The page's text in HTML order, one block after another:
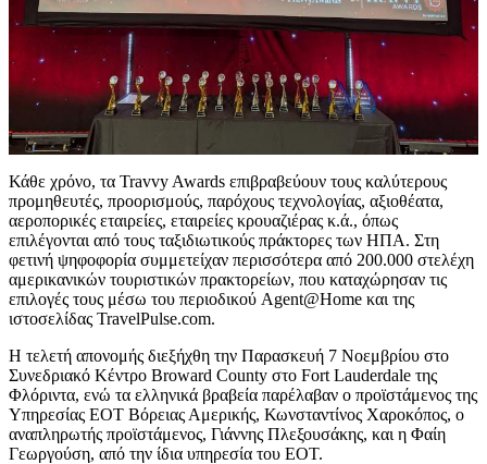
Κάθε χρόνο, τα Travvy Awards επιβραβεύουν τους καλύτερους
προμηθευτές, προορισμούς, παρόχους τεχνολογίας, αξιοθέατα,
αεροπορικές εταιρείες, εταιρείες κρουαζιέρας κ.ά., όπως
επιλέγονται από τους ταξιδιωτικούς πράκτορες των ΗΠΑ. Στη
φετινή ψηφοφορία συμμετείχαν περισσότερα από 200.000 στελέχη
αμερικανικών τουριστικών πρακτορείων, που καταχώρησαν τις
επιλογές τους μέσω του περιοδικού Agent@Home και της
ιστοσελίδας TravelPulse.com.
Η τελετή απονομής διεξήχθη την Παρασκευή 7 Νοεμβρίου στο
Συνεδριακό Κέντρο Broward County στο Fort Lauderdale της
Φλόριντα, ενώ τα ελληνικά βραβεία παρέλαβαν ο προϊστάμενος της
Υπηρεσίας ΕΟΤ Βόρειας Αμερικής, Κωνσταντίνος Χαροκόπος, ο
αναπληρωτής προϊστάμενος, Γιάννης Πλεξουσάκης, και η Φαίη
Γεωργούση, από την ίδια υπηρεσία του ΕΟΤ.